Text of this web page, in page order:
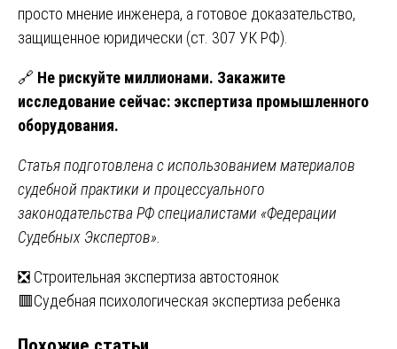
просто мнение инженера, а готовое доказательство,
защищенное юридически (ст. 307 УК РФ).
🔗 Не рискуйте миллионами. Закажите
исследование сейчас: экспертиза промышленного
оборудования.
Статья подготовлена с использованием материалов
судебной практики и процессуального
законодательства РФ специалистами «Федерации
Судебных Экспертов».
Навигация
❎ Строительная экспертиза автостоянок
🟥Судебная психологическая экспертиза ребенка